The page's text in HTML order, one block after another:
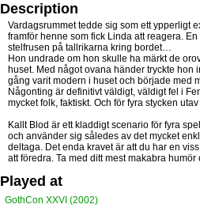
Description
Vardagsrummet tedde sig som ett ypperligt
framför henne som fick Linda att reagera.
stelfrusen på tallrikarna kring bordet…
Hon undrade om hon skulle ha märkt de
huset. Med något ovana händer tryckte hon
gång varit modern i huset och började med
Någonting är definitivt väldigt, väldigt fel i
mycket folk, faktiskt. Och för fyra stycken
Kallt Blod är ett kladdigt scenario för fyra
och använder sig således av det mycket
deltaga. Det enda kravet är att du har en
att föredra. Ta med ditt mest makabra humör
Played at
GothCon XXVI (2002)